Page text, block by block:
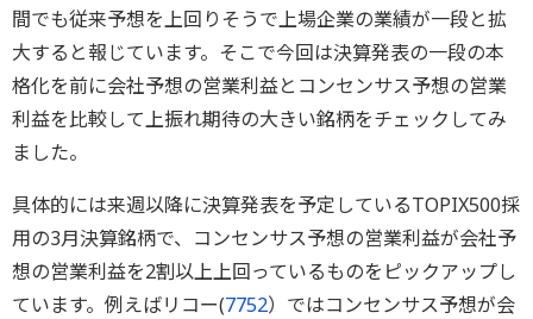
間でも従来予想を上回りそうで上場企業の業績が一段と拡
大すると報じています。そこで今回は決算発表の一段の本
格化を前に会社予想の営業利益とコンセンサス予想の営業
利益を比較して上振れ期待の大きい銘柄をチェックしてみ
ました。
具体的には来週以降に決算発表を予定しているTOPIX500採
用の3月決算銘柄で、コンセンサス予想の営業利益が会社予
想の営業利益を2割以上上回っているものをピックアップし
ています。例えばリコー(7752）ではコンセンサス予想が会